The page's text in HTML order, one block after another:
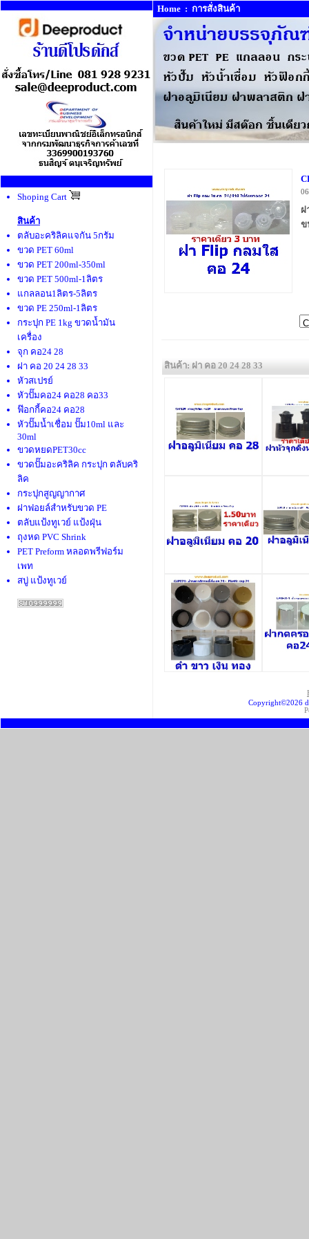
Shoping Cart
สินค้า
ตลับอะคริลิคแจกัน 5กรัม
ขวด PET 60ml
ขวด PET 200ml-350ml
ขวด PET 500ml-1ลิตร
แกลลอน1ลิตร-5ลิตร
ขวด PE 250ml-1ลิตร
กระปุก PE 1kg ขวดน้ำมัน
เครื่อง
จุก คอ24 28
ฝา คอ 20 24 28 33
หัวสเปรย์
หัวปั๊มคอ24 คอ28 คอ33
ฟ๊อกกี้คอ24 คอ28
หัวปั๊มน้ำเชื่อม ปั๊ม10ml และ
30ml
ขวดหยดPET30cc
ขวดปั๊มอะคริลิค กระปุก ตลับคริ
ลิค
กระปุกสูญญากาศ
ฝาฟอยล์สำหรับขวด PE
ตลับแป้งทูเวย์ แป้งฝุ่น
ถุงหด PVC Shrink
PET Preform หลอดพรีฟอร์ม
เพท
สบู่ แป้งทูเวย์
Home : การสั่งสินค้า
ฝ
ข
สินค้า: ฝา คอ 20 24 28 33
Copyright©2026